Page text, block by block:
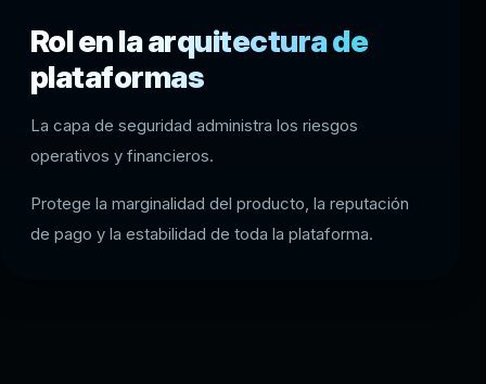
Rol en la arquitectura de
plataformas
La capa de seguridad administra los riesgos
operativos y financieros.
Protege la marginalidad del producto, la reputación
de pago y la estabilidad de toda la plataforma.